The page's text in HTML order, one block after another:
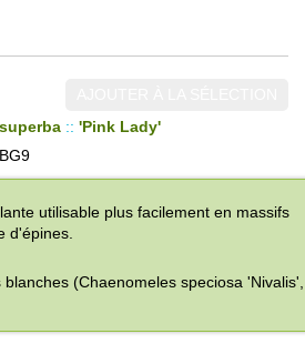
superba :: 'Pink Lady'
BG9
utilisable plus facilement en massifs
d'épines.
(Chaenomeles speciosa 'Nivalis',